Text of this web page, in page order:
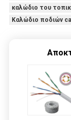
καλώδιο του
Καλώδιο ποδιών